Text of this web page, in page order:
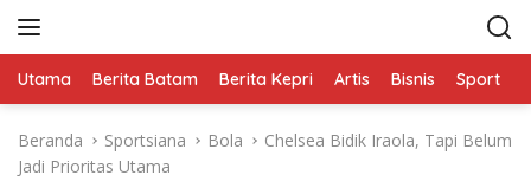
Utama Berita Batam Berita Kepri Artis Bisnis Sport
Beranda Sportsiana Bola
Chelsea Bidik Iraola, Tapi Belum
Jadi Prioritas Utama